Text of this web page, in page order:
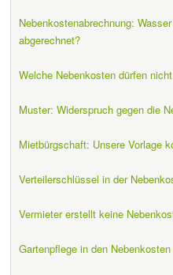
Nebenkostenabrechnung:
abgerechnet?
Welche Nebenkosten dürfen
Muster: Widerspruch gegen die
Mietbürgschaft: Unsere Vorlage
Verteilerschlüssel in der
Vermieter erstellt keine
Gartenpflege in den Nebenkosten